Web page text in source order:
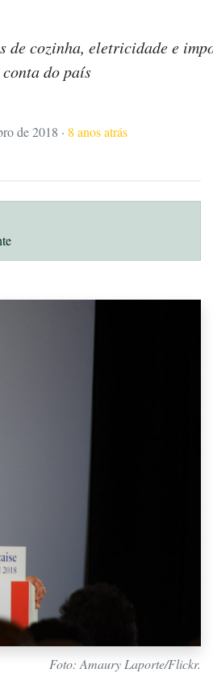
de cozinha, eletricidade e
do país
de 2018 · 8 anos atrás
Foto: Amaury Laporte/Flickr.